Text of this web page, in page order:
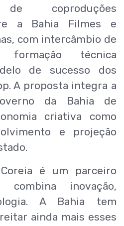
de coproduções
a Bahia Filmes e
com intercâmbio de
formação técnica
de sucesso dos
A proposta integra a
da Bahia de
criativa como
e projeção
é um parceiro
combina inovação,
A Bahia tem
ainda mais esses